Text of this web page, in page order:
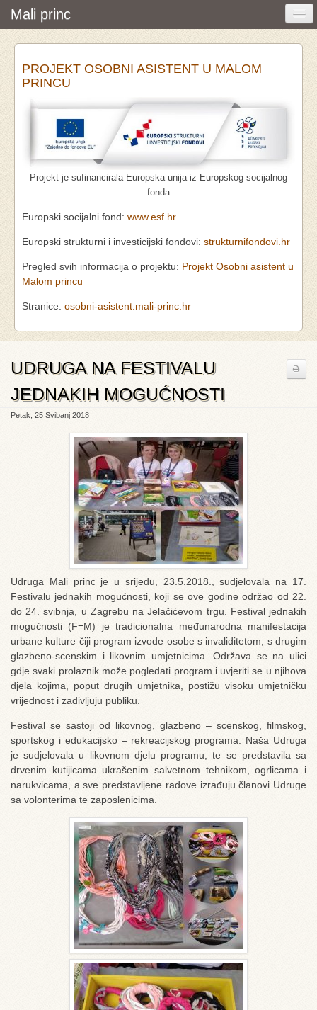
Mali princ
Početna
Vijesti i događanja
Udruga
Pretraživanje
PROJEKT OSOBNI ASISTENT U MALOM
PRINCU
Projekt je sufinancirala Europska unija iz Europskog socijalnog
fonda
Europski socijalni fond: www.esf.hr
Europski strukturni i investicijski fondovi: strukturnifondovi.hr
Pregled svih informacija o projektu: Projekt Osobni asistent u
Malom princu
Stranice: osobni-asistent.mali-princ.hr
UDRUGA NA FESTIVALU
JEDNAKIH MOGUĆNOSTI
Petak, 25 Svibanj 2018
Udruga Mali princ je u srijedu, 23.5.2018., sudjelovala na 17.
Festivalu jednakih mogućnosti, koji se ove godine održao od 22.
do 24. svibnja, u Zagrebu na Jelačićevom trgu. Festival jednakih
mogućnosti (F=M) je tradicionalna međunarodna manifestacija
urbane kulture čiji program izvode osobe s invaliditetom, s drugim
glazbeno-scenskim i likovnim umjetnicima. Održava se na ulici
gdje svaki prolaznik može pogledati program i uvjeriti se u njihova
djela kojima, poput drugih umjetnika, postižu visoku umjetničku
vrijednost i zadivljuju publiku.
Festival se sastoji od likovnog, glazbeno – scenskog, filmskog,
sportskog i edukacijsko – rekreacijskog programa. Naša Udruga
je sudjelovala u likovnom djelu programu, te se predstavila sa
drvenim kutijicama ukrašenim salvetnom tehnikom, ogrlicama i
narukvicama, a sve predstavljene radove izrađuju članovi Udruge
sa volonterima te zaposlenicima.